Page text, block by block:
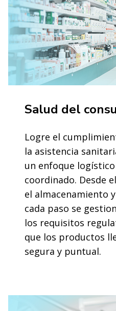
Salud del
Logre el
la asistencia
un enfoque
coordinado. Desde
el almacenamiento
cada paso se
los requisitos
que los productos
segura y puntual.